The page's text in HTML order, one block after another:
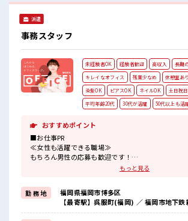
派遣
事務スタッフ
未経験者OK 経験者歓迎 高収入
長期
キレイなオフィス
残業少なめ 休憩室あり
染髪OK
ピアスOK ネイルOK 土日祝
平均年齢20代
30代が活躍 50代以上も活
おすすめポイント
■お仕事PR
≪女性も活躍できる職場≫
もちろん男性の応募も歓迎です！
場合によってはお願いすることもあります♪
≪土日祝休のお仕事≫
家族や友人と一緒にプライベート満喫！
≪髪型自由≫
もっと見る
勤 務 地
福岡県福岡市博多区
【最寄駅】呉服町(福岡) ／ 福岡市地下鉄